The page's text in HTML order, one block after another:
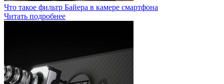
Что такое фильтр Байера в камере смартфона
Читать подробнее